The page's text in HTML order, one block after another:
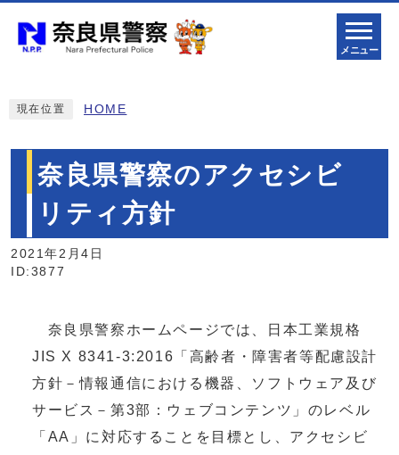
メニュー
現在位置 HOME
奈良県警察のアクセシビ
リティ方針
2021年2月4日
ID:3877
奈良県警察ホームページでは、日本工業規格
JIS X 8341-3:2016「高齢者・障害者等配慮設計
方針－情報通信における機器、ソフトウェア及び
サービス－第3部：ウェブコンテンツ」のレベル
「AA」に対応することを目標とし、アクセシビ